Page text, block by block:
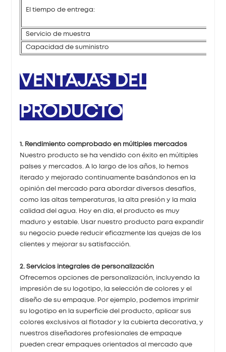
El tiempo de entrega:
Servicio de muestra
Capacidad de suministro
VENTAJAS DEL
PRODUCTO
1. Rendimiento comprobado en múltiples mercados
Nuestro producto se ha vendido con éxito en múltiples
países y mercados. A lo largo de los años, lo hemos
iterado y mejorado continuamente basándonos en la
opinión del mercado para abordar diversos desafíos,
como las altas temperaturas, la alta presión y la mala
calidad del agua. Hoy en día, el producto es muy
maduro y estable. Usar nuestro producto para expandir
su negocio puede reducir eficazmente las quejas de los
clientes y mejorar su satisfacción.
2. Servicios integrales de personalización
Ofrecemos opciones de personalización, incluyendo la
impresión de su logotipo, la selección de colores y el
diseño de su empaque. Por ejemplo, podemos imprimir
su logotipo en la superficie del producto, aplicar sus
colores exclusivos al flotador y la cubierta decorativa, y
nuestros diseñadores profesionales de empaque
pueden crear empaques orientados al mercado que